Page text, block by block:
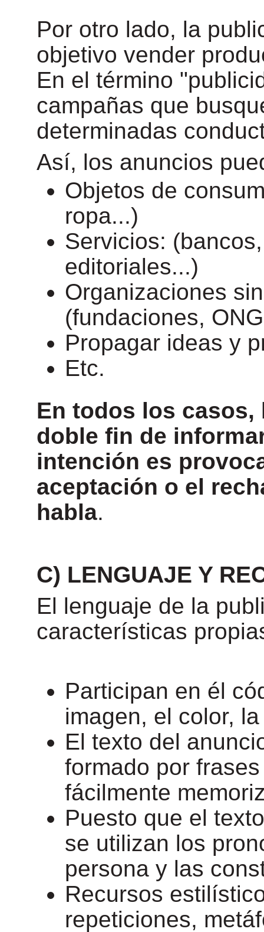
Por otro lado, la
objetivo vender
En el término
campañas que
determinadas
Así, los anuncios
Objetos de
ropa...)
Servicios:
editoriales...)
Organizaciones
(fundaciones,
Propagar ideas y
Etc.
En todos los
doble fin de
intención es
aceptación o el
habla.
C) LENGUAJE Y
El lenguaje de la
características
Participan en él
imagen, el color,
El texto del
formado por
fácilmente
Puesto que el
se utilizan los
persona y las
Recursos
repeticiones,